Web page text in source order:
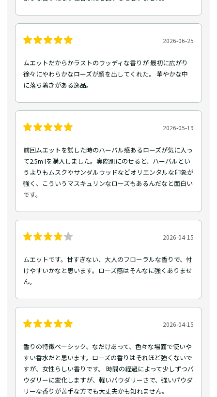
2026-06-25
ムエットだからかラストのウッディな香りが 最初に広がり
徐々にやわらかなローズが顔を出してくれた。 華やかな中
に落ち着きがある逸品。
2026-05-19
前回ムエットを試した時のハーバル感あるローズが気に入っ
て2.5m lを購入しました。実際肌にのせると、ハーバルとい
うよりもムスクやサンダルウッドなどオリエンタルな印象が
強く、こういうマスキュリンなローズもあるんだなと面白い
です。
2026-04-15
ムエットです。甘すぎない、大人のフローラルな香りで、付
けやすいかなと思います。ローズ感はそんなに強くありませ
ん。
2026-04-15
香りの特徴ベーシック、なだけあって、色々な場面で使いや
すい香水だと思います。ローズの香りはそれほど強くないで
すが、女性らしい香りです。 時間の経過によって少しずつパ
ウダリーに変化しますが、軽いパウダリーさで、強いパウダ
リーな香りが苦手な方でも大丈夫かも知れません。